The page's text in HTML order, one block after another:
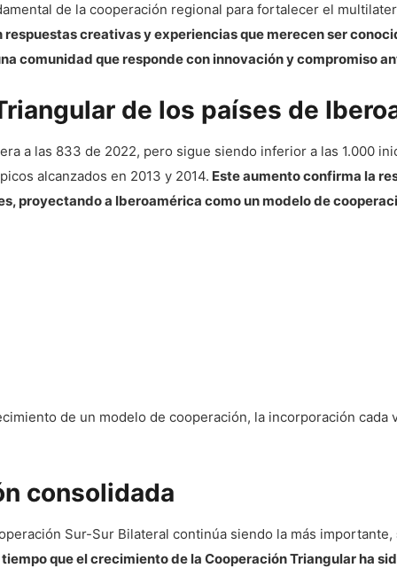
de la cooperación regional para fortalecer el
creativas y experiencias que merecen ser
comunidad que responde con innovación y compromiso
de los países de
a las 833 de 2022, pero sigue siendo inferior a las 1.000
alcanzados en 2013 y 2014. Este aumento confirma la
proyectando a Iberoamérica como un modelo de
de un modelo de cooperación, la incorporación cada
consolidada
Sur-Sur Bilateral continúa siendo la más importante,
que el crecimiento de la Cooperación Triangular ha